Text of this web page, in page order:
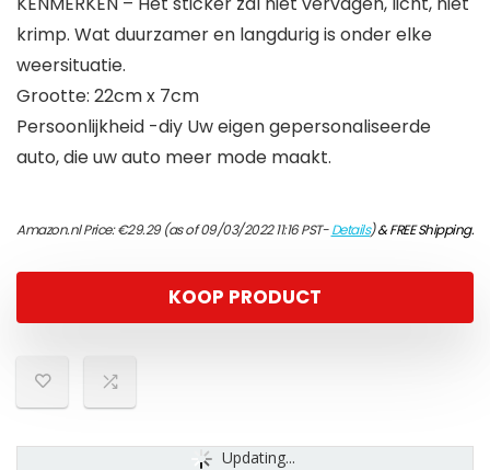
krimp. Wat duurzamer en langdurig is onder elke
weersituatie.
Grootte: 22cm x 7cm
Persoonlijkheid -diy Uw eigen gepersonaliseerde
auto, die uw auto meer mode maakt.
Amazon.nl Price:€29.29(as of 09/03/2022 11:16 PST-Details)&FREE Shipping.
KOOP PRODUCT
Updating...